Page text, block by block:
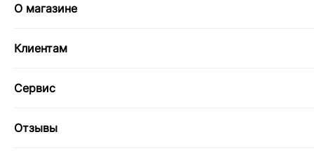
О магазине
Клиентам
Сервис
Отзывы